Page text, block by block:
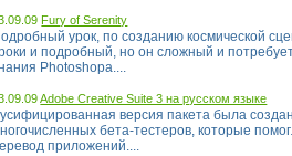
Fury of Serenity
урок, по созданию космической
и подробный, но он сложный и
Photoshopa....
Adobe Creative Suite 3 на русском языке
версия пакета была
бета-тестеров, которые
приложений....